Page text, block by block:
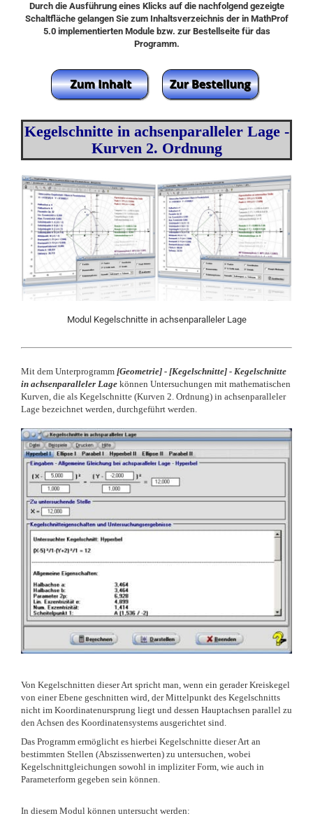
Durch die Ausführung eines Klicks auf die nachfolgend gezeigte
Schaltfläche gelangen Sie zum Inhaltsverzeichnis der in MathProf
5.0 implementierten Module bzw. zur Bestellseite für das
Programm.
Kegelschnitte in achsenparalleler Lage -
Kurven 2. Ordnung
Modul Kegelschnitte in achsenparalleler Lage
Mit dem Unterprogramm [Geometrie] - [Kegelschnitte] - Kegelschnitte
in achsenparalleler Lage können Untersuchungen mit mathematischen
Kurven, die als Kegelschnitte (Kurven 2. Ordnung) in achsenparalleler
Lage bezeichnet werden, durchgeführt werden.
Von Kegelschnitten dieser Art spricht man, wenn ein gerader Kreiskegel
von einer Ebene geschnitten wird, der Mittelpunkt des Kegelschnitts
nicht im Koordinatenursprung liegt und dessen Hauptachsen parallel zu
den Achsen des Koordinatensystems ausgerichtet sind.
Das Programm ermöglicht es hierbei Kegelschnitte dieser Art an
bestimmten Stellen (Abszissenwerten) zu untersuchen, wobei
Kegelschnittgleichungen sowohl in impliziter Form, wie auch in
Parameterform gegeben sein können.
In diesem Modul können untersucht werden: